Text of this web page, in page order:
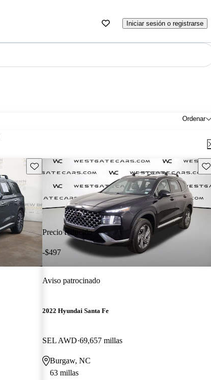
Iniciar sesión o registrarse
Ordenar
Guarda este Aviso
Precio reducido
-$497
Aviso patrocinado
2022 Hyundai Santa Fe
SEL AWD 69,657 millas
Burgaw, NC
63 millas